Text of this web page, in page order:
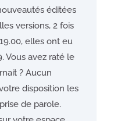
éditées
versions, 2 fois
elles ont eu
Vous avez raté le
? Aucun
disposition les
de parole.